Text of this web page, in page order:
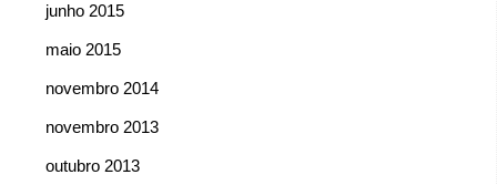
junho 2015
maio 2015
novembro 2014
novembro 2013
outubro 2013